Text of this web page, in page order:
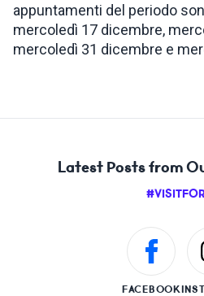
appuntamenti del periodo
mercoledì 17 dicembre,
mercoledì 31 dicembre e
Latest Posts from
FACEBOOK